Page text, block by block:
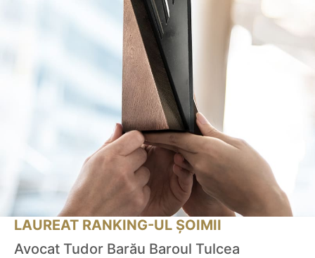
LAUREAT RANKING-UL ȘOIMII
Avocat Tudor Barău Baroul Tulcea